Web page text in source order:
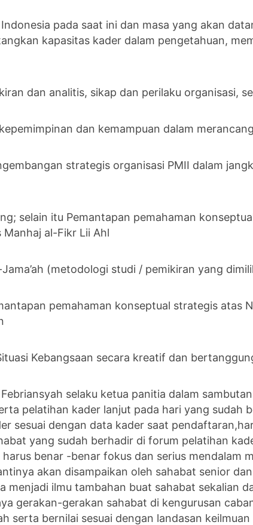
pada saat ini dan masa yang akan
kapasitas kader dalam pengetahuan,
dan analitis, sikap dan perilaku organisasi,
dan kemampuan dalam merancang
strategis organisasi PMII dalam
selain itu Pemantapan pemahaman
al-Fikr Lii Ahl
(metodologi studi / pemikiran yang
pemahaman konseptual strategis atas
Kebangsaan secara kreatif dan
selaku ketua panitia dalam
pelatihan kader lanjut pada hari yang sudah
sesuai dengan data kader saat
yang sudah berhadir di forum pelatihan
harus benar -benar fokus dan serius mendalam
akan disampaikan oleh sahabat senior dan
menjadi ilmu tambahan buat sahabat sekalian
gerakan-gerakan sahabat di kengurusan
serta bernilai sesuai dengan landasan keilmuan